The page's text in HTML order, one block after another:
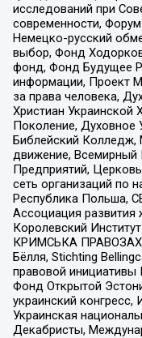
исследований при
современности,
Немецко-русский
выбор, Фонд
фонд, Фонд Будущее
информации, Проект
за права человека,
Христиан Украинской
Поколение,
Библейский Колледж,
движение, Всемирный
Предприятий,
сеть организаций по
Республика
Ассоциация развития
Королевский
КРИМСЬКА
Бёлля, Stichting
правовой инициативы
Фонд Открытой
украинский
Украинская
Декабристы,